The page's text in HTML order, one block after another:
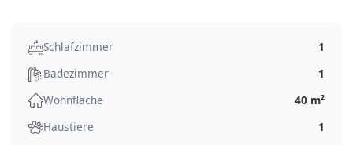
Schlafzimmer
1
Badezimmer
1
Wohnfläche
40 m²
Haustiere
1